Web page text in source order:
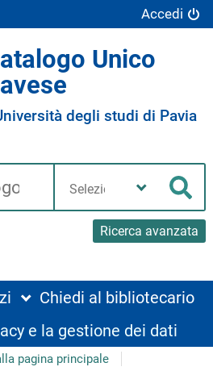
Accedi
Unico
degli studi di Pavia
Ricerca avanzata
biblioteca
Chiedi al bibliotecario
e la gestione dei dati
pagina principale